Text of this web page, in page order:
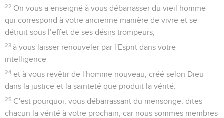
22 On vous a enseigné à vous débarrasser du vieil homme
qui correspond à votre ancienne manière de vivre et se
détruit sous l’effet de ses désirs trompeurs,
23 à vous laisser renouveler par l'Esprit dans votre
intelligence
24 et à vous revêtir de l'homme nouveau, créé selon Dieu
dans la justice et la sainteté que produit la vérité.
25 C'est pourquoi, vous débarrassant du mensonge, dites
chacun la vérité à votre prochain, car nous sommes membres